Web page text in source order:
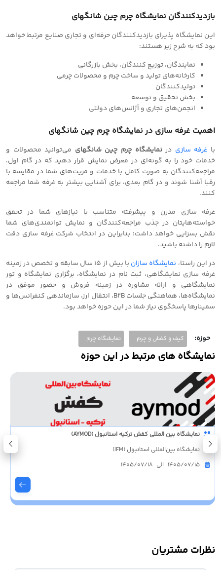
بازدیدکنندگان نمایشگاه چرم چین شانگهای
این نمایشگاه پذیرای بازدیدکنندگان حرفه‌ای و تجاری صنایع مرتبط خواهد
بود که به شرح زیر هستند:
نمایندگان، توزیع کنندگان، بخش بازرگانی
کارخانه‌های تولید و ساخت چرم و محصولات چرمی
تولیدکنندگان
بخش تحقیق و توسعه
انجمن‌های تجاری و آژانس‌های دولتی
اهمیت غرفه سازی در نمایشگاه چرم چین شانگهای
با غرفه سازی درنمایشگاه چرم چین شانگهای می‌توانید محصولات و
خدمات خود را به گونه‌ای در معرض نمایش قرار دهید که در گام اول،
مراجعه‌کنندگان به صورت کامل با خدمات و مزیت‌های شما در مقایسه با
رقبا آشنا شوند و در گام بعدی، برای آشنایی بیشتر به غرفه شما مراجعه
کنند.
غرفه سازی مدرن و پیشرفته متناسب با نیازهای شما در تحقق
خواسته‌هایتان در جذب مراجعه‌کنندگان و نمایش توانمندی‌های شما
نقش بسزایی خواهد داشت؛ بنابراین در انتخاب شرکت غرفه سازی دقت
لازم را داشته باشید.
در این راستا، نمایشگاه سازان
با بیش از 15 سال سابقه و تخصص در زمینه
غرفه سازی نمایشگاهی، ثبت نام در نمایشگاه، برگزاری نمایشگاه و تور
نمایشگاهی و ارائه مشاوره در زمینه فروش و حضور موفق در
نمایشگاه‌ها، هماهنگی جلسات B2B، انتقال ارز، سازماندهی کنفرانس‌ها و
سمینارها پاسخگوی نیاز شما در این حوزه خواهد بود.
حوزه: کیف و کفش و چرم نمایشگاه چرم
نمایشگاه های مرتبط در این حوزه
نمایشگاه بین المللی کفش ترکیه استانبول (AYMOD)
نمایشگاه بین‌المللی استانبول (IFM)
1405/07/15 الی 1405/07/18
نظرات مشتریان